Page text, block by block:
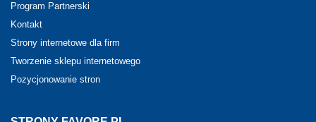
Program Partnerski
Kontakt
Strony internetowe dla firm
Tworzenie sklepu internetowego
Pozycjonowanie stron